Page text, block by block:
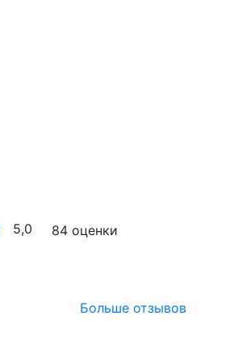
5,0 84 оценки
Больше отзывов